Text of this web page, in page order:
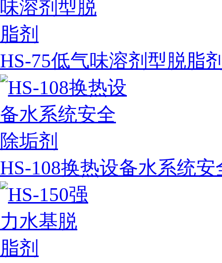
HS-75低气味溶剂型脱脂
HS-108换热设备水系统